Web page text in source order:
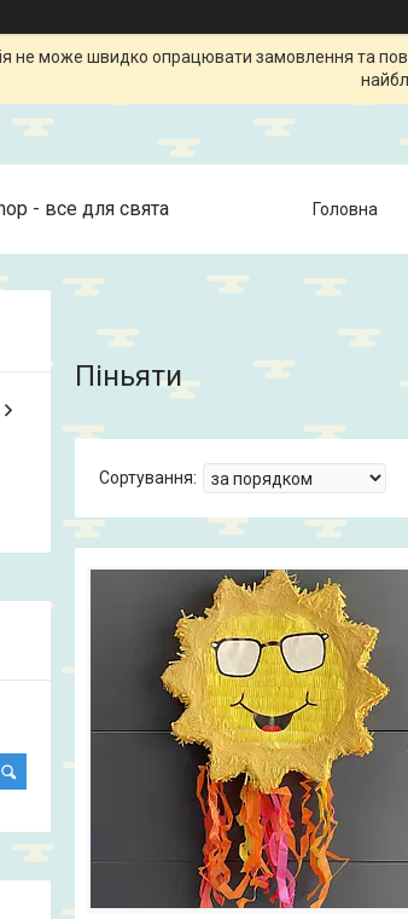
не може швидко опрацювати замовлення та
- все для свята Головна
Піньяти